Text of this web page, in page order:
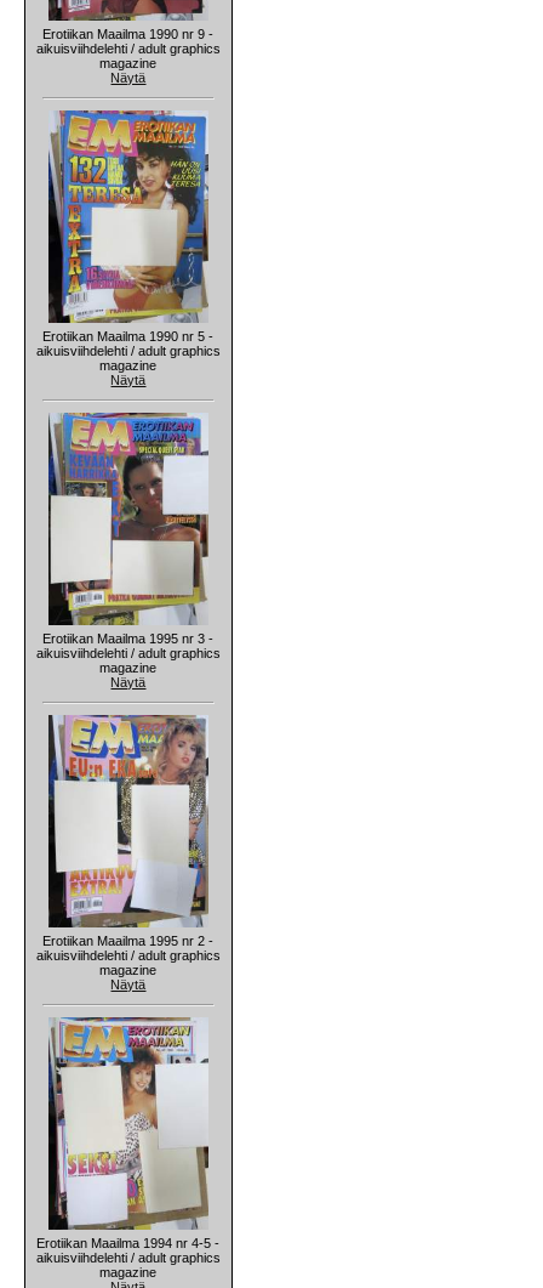
Erotiikan Maailma 1990 nr 9 -
aikuisviihdelehti / adult graphics
magazine
Näytä
Erotiikan Maailma 1990 nr 5 -
aikuisviihdelehti / adult graphics
magazine
Näytä
Erotiikan Maailma 1995 nr 3 -
aikuisviihdelehti / adult graphics
magazine
Näytä
Erotiikan Maailma 1995 nr 2 -
aikuisviihdelehti / adult graphics
magazine
Näytä
Erotiikan Maailma 1994 nr 4-5 -
aikuisviihdelehti / adult graphics
magazine